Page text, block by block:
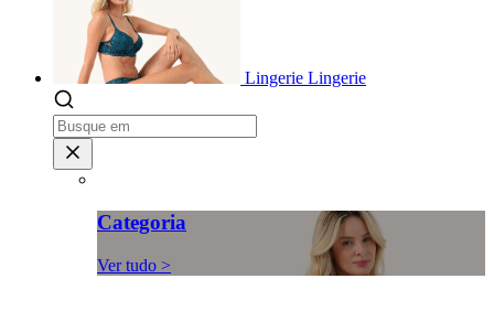
Lingerie Lingerie
Categoria
Ver tudo >